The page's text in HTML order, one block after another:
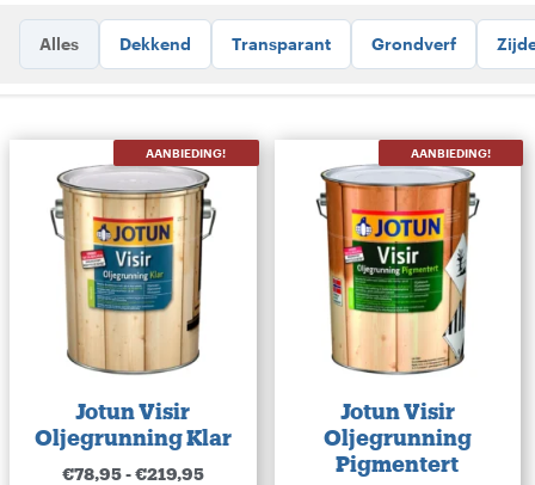
Alles Dekkend Transparant Grondverf
AANBIEDING!
Jotun Visir
Oljegrunning Klar
€78,95-€219,95
AANBIEDING!
Jotun Visir
Oljegrunning
Pigmentert